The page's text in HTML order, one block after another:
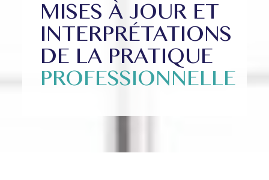
MISES À JOUR ET
INTERPRÉTATIONS
DE LA PRATIQUE
PROFESSIONNELLE